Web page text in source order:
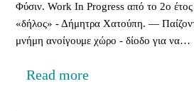
Φύσιν. Work In Progress από το 2ο
«δήλος» - Δήμητρα Χατούπη. —
μνήμη ανοίγουμε χώρο - δίοδο για να…
Read more